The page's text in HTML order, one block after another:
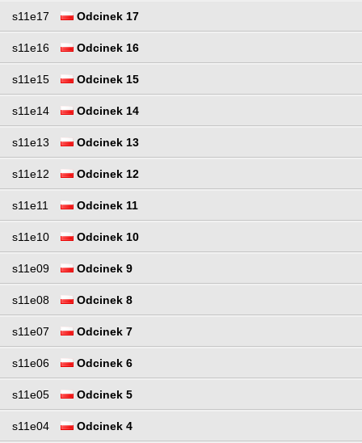
s11e17 Odcinek 17
s11e16 Odcinek 16
s11e15 Odcinek 15
s11e14 Odcinek 14
s11e13 Odcinek 13
s11e12 Odcinek 12
s11e11 Odcinek 11
s11e10 Odcinek 10
s11e09 Odcinek 9
s11e08 Odcinek 8
s11e07 Odcinek 7
s11e06 Odcinek 6
s11e05 Odcinek 5
s11e04 Odcinek 4